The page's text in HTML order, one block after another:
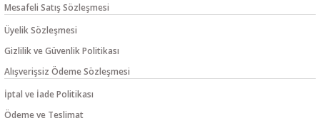
Mesafeli Satış Sözleşmesi
Üyelik Sözleşmesi
Gizlilik ve Güvenlik Politikası
Alışverişsiz Ödeme Sözleşmesi
İptal ve İade Politikası
Ödeme ve Teslimat